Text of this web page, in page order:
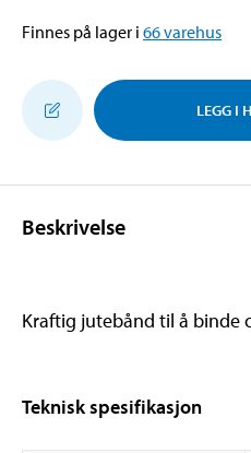
Finnes på lager i 66varehus
LEGG I
Beskrivelse
Kraftig jutebånd til å binde
Teknisk spesifikasjon